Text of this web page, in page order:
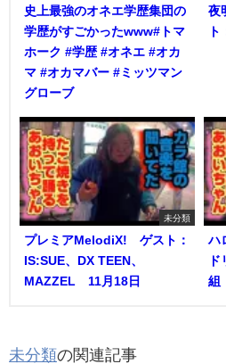
史上最強のオネエ学歴集団の
学歴がすごかったwww#トマ
ホーク #学歴 #オネエ #オカ
マ #オカマバー #ミッツマン
グローブ
夜
未分類
プレミアMelodiX! ゲスト：
IS:SUE、DX TEEN、
MAZZEL 11月18日
ハ
組
未分類の関連記事